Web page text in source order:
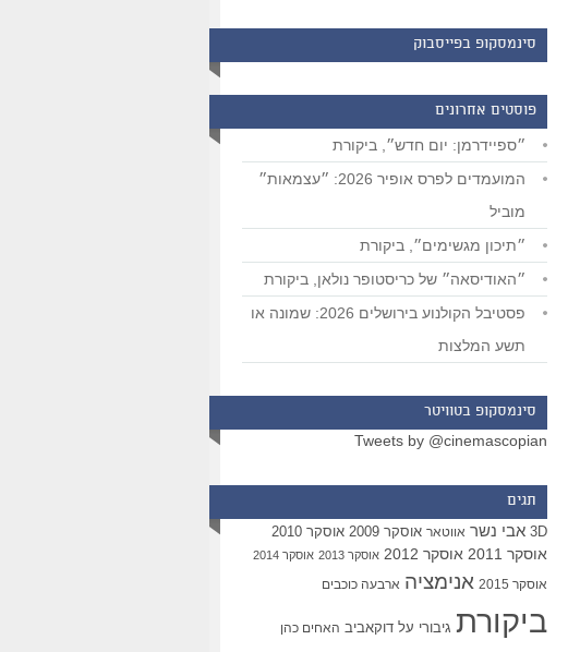
סינמסקופ בפייסבוק
פוסטים אחרונים
״ספיידרמן: יום חדש״, ביקורת
המועמדים לפרס אופיר 2026: ״עצמאות״
מוביל
״תיכון מגשימים״, ביקורת
״האודיסאה״ של כריסטופר נולאן, ביקורת
פסטיבל הקולנוע בירושלים 2026: שמונה או
תשע המלצות
סינמסקופ בטוויטר
Tweets by @cinemascopian
תגים
3D אבי נשר אווטאר אוסקר 2009 אוסקר 2010
אוסקר 2011 אוסקר 2012 אוסקר 2013 אוסקר 2014
אוסקר 2015 אנימציה ארבעה כוכבים
ביקורת גיבורי על דוקאביב האחים כהן